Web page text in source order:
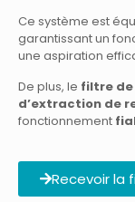
Ce système est
garantissant un
une aspiration
De plus, le filtre
d’extraction de
fonctionnement
Recevoir la